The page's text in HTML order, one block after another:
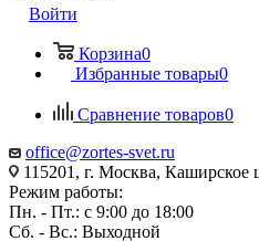
Войти
Корзина0
Избранные товары0
Сравнение товаров0
office@zortes-svet.ru
115201, г. Москва, Каширское
Режим работы:
Пн. - Пт.: с 9:00 до 18:00
Сб. - Вс.: Выходной